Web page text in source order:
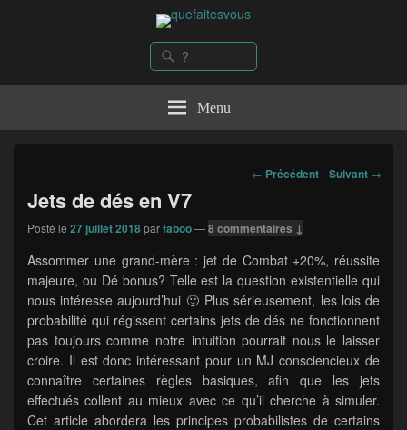
quefaitesvousRechercher :
Recherche
Menu
Navigation
articles
← Précédent Suivant →
Jets de dés en V7
Posté le 27 juillet 2018parfaboo—8 commentaires ↓
Assommer une grand-mère : jet de Combat +20%, réussite
majeure, ou Dé bonus? Telle est la question existentielle qui
nous intéresse aujourd’hui 🙂 Plus sérieusement, les lois de
probabilité qui régissent certains jets de dés ne fonctionnent
pas toujours comme notre intuition pourrait nous le laisser
croire. Il est donc intéressant pour un MJ consciencieux de
connaître certaines règles basiques, afin que les jets
effectués collent au mieux avec ce qu’il cherche à simuler.
Cet article abordera les principes probabilistes de certains